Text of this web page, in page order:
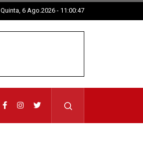
Quinta, 6 Ago.2026 - 11:00:49